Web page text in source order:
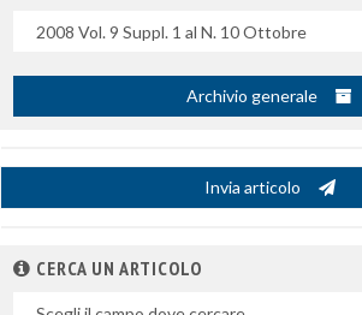
Archivio generale
Invia articolo
CERCA UN ARTICOLO